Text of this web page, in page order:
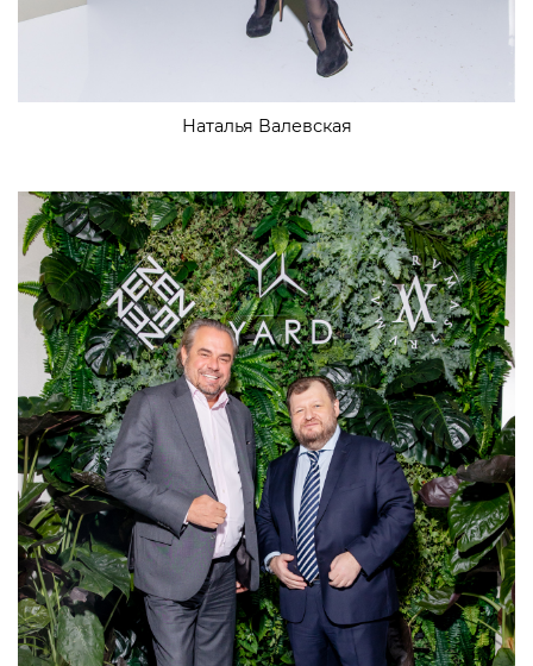
Наталья Валевская